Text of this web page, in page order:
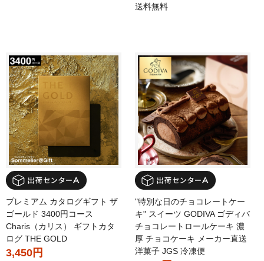
送料無料
プレミアム カタログギフト ザ
ゴールド 3400円コース
Charis（カリス） ギフトカタ
ログ THE GOLD
3,450円
"特別な日のチョコレートケー
キ" スイーツ GODIVA ゴディバ
チョコレートロールケーキ 濃
厚 チョコケーキ メーカー直送
洋菓子 JGS 冷凍便